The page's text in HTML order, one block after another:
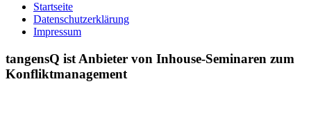
Startseite
Datenschutzerklärung
Impressum
tangensQ ist Anbieter von Inhouse-Seminaren zum
Konfliktmanagement